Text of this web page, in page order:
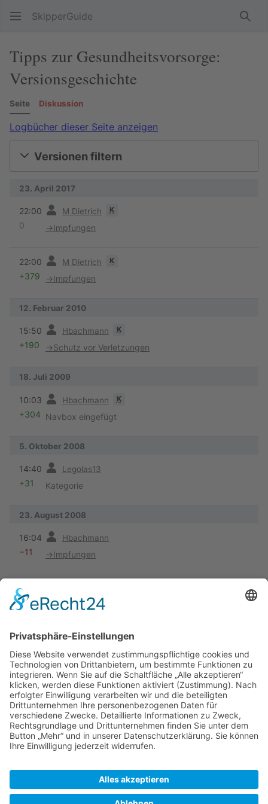
SkipperGuide
Tipps zur Gesundheitsvorsorge:
Versionsgeschichte
Seite Diskussion
Logbücher dieser Seite anzeigen
Versionen filtern
23. April 2017
22:00 M Dietrich K
0 →Impfungen
22:00 M Dietrich K
+379 →Impfungen
12. Februar 2010
15:50 Hbachmann K
+190 →Schutz vor Verletzungen
18. Juli 2009
10:03 Hbachmann K
+304 Navbox eingefügt
5. Oktober 2008
14:40 Legolas13
+31 Kategorie
23. August 2008
16:04 Hbachmann
−11 →Impfungen
Vorherige
16:03
−7 Keine Bearbeitungszusammenfassung
Vorherige
16:00 Hbachmann
+415 Keine Bearbeitungszusammenfassung
14. August 2008
Vorherige
19:25 Hbachmann
+2.858Die Seite wurde neu angelegt: ==Schutz vor
Verletzungen== Wie bei anderen Arbeitssituationen
auch, sollten sich diejenigen Mitglieder der Crew, die